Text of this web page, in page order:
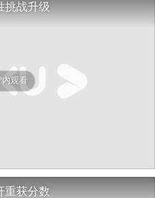
挑战升级
内观看
重获分数